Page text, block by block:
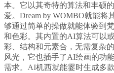
本。它以其奇特的算法和丰硕
爱。Dream by WOMBO就能将
够通过简单的操做就能体验到
和色彩。其内置的AI算法可以
彩、结构和元素合，无需复杂
风光，它也插手了AI绘画的功
需求。AI机西就能霎时生成多